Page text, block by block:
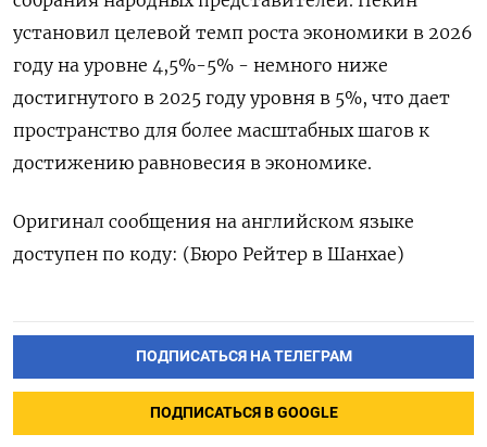
установил целевой темп роста экономики в 2026
‌году на уровне 4,5%-5% - немного ниже
достигнутого в 2025 ‌году уровня в 5%, что дает
пространство для более масштабных шагов к
достижению ​равновесия в экономике.
Оригинал сообщения на английском языке
‌доступен по коду: (Бюро Рейтер в Шанхае)
ПОДПИСАТЬСЯ НА ТЕЛЕГРАМ
ПОДПИСАТЬСЯ В GOOGLE